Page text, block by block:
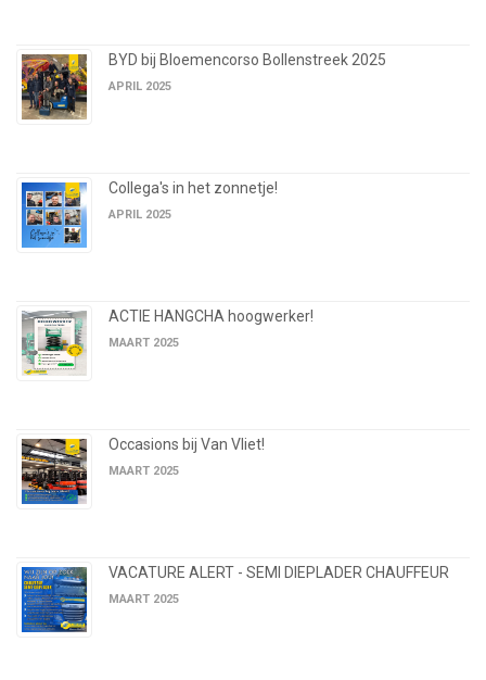
BYD bij Bloemencorso Bollenstreek 2025
APRIL 2025
Collega's in het zonnetje!
APRIL 2025
ACTIE HANGCHA hoogwerker!
MAART 2025
Occasions bij Van Vliet!
MAART 2025
VACATURE ALERT - SEMI DIEPLADER CHAUFFEUR
MAART 2025